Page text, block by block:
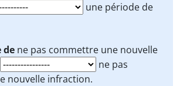
une période de
de ne pas commettre une nouvelle
ne pas
nouvelle infraction.